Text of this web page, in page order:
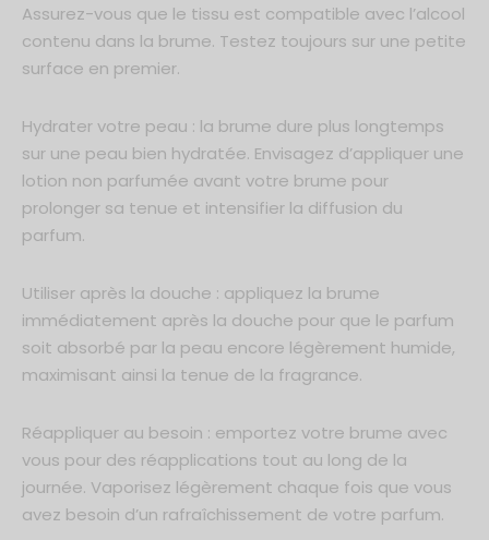
Assurez-vous que le tissu est compatible avec l’alcool
contenu dans la brume. Testez toujours sur une petite
surface en premier.
Hydrater votre peau : la brume dure plus longtemps
sur une peau bien hydratée. Envisagez d’appliquer une
lotion non parfumée avant votre brume pour
prolonger sa tenue et intensifier la diffusion du
parfum.
Utiliser après la douche : appliquez la brume
immédiatement après la douche pour que le parfum
soit absorbé par la peau encore légèrement humide,
maximisant ainsi la tenue de la fragrance.
Réappliquer au besoin : emportez votre brume avec
vous pour des réapplications tout au long de la
journée. Vaporisez légèrement chaque fois que vous
avez besoin d’un rafraîchissement de votre parfum.